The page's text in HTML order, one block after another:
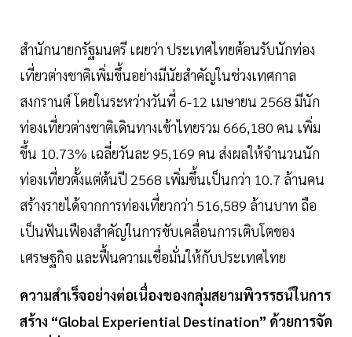
สำนักนายกรัฐมนตรี เผยว่า ประเทศไทยต้อนรับนักท่อง
เที่ยวต่างชาติเพิ่มขึ้นอย่างมีนัยสำคัญในช่วงเทศกาล
สงกรานต์ โดยในระหว่างวันที่ 6-12 เมษายน 2568 มีนัก
ท่องเที่ยวต่างชาติเดินทางเข้าไทยรวม 666,180 คน เพิ่ม
ขึ้น 10.73% เฉลี่ยวันละ 95,169 คน ส่งผลให้จำนวนนัก
ท่องเที่ยวตั้งแต่ต้นปี 2568 เพิ่มขึ้นเป็นกว่า 10.7 ล้านคน
สร้างรายได้จากการท่องเที่ยวกว่า 516,589 ล้านบาท ถือ
เป็นฟันเฟืองสำคัญในการขับเคลื่อนการเติบโตของ
เศรษฐกิจ และฟื้นความเชื่อมั่นให้กับประเทศไทย
ความสำเร็จอย่างต่อเนื่องของกลุ่มสยามพิวรรธน์ในการ
สร้าง “Global Experiential Destination” ด้วยการจัด